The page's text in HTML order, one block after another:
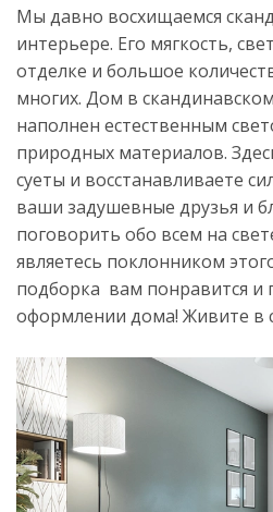
Мы давно восхищаемся
интерьере. Его мягкость,
отделке и большое
многих. Дом в
наполнен естественным
природных материалов.
суеты и восстанавливаете
ваши задушевные друзья и
поговорить обо всем на
являетесь поклонником
подборка вам понравится и
оформлении дома! Живите в